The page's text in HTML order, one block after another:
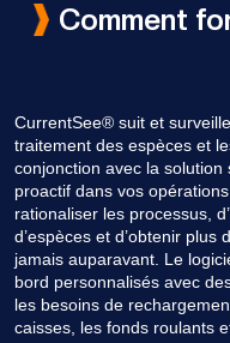
Comment
CurrentSee® suit et
traitement des espèces et
conjonction avec la solution
proactif dans vos
rationaliser les processus,
d’espèces et d’obtenir
jamais auparavant. Le
bord personnalisés avec
les besoins de
caisses, les fonds roulants